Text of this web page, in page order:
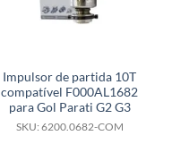
Impulsor de partida 10T
compatível F000AL1682
para Gol Parati G2 G3
SKU: 6200.0682-COM